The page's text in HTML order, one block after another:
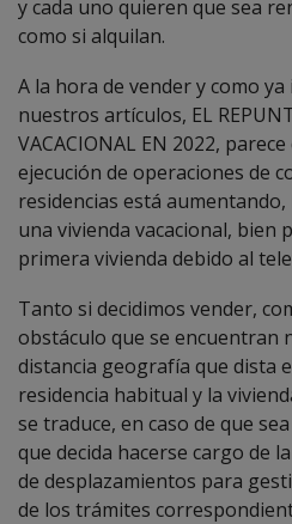
y cada uno quieren que sea
como si alquilan.
A la hora de vender y como
nuestros artículos, EL
VACACIONAL EN 2022,
ejecución de operaciones de
residencias está
una vivienda vacacional, bien
primera vivienda debido al
Tanto si decidimos vender,
obstáculo que se encuentran
distancia geografía que dista
residencia habitual y la
se traduce, en caso de que
que decida hacerse cargo de
de desplazamientos para
de los trámites